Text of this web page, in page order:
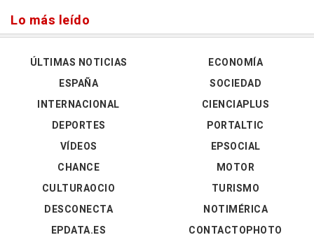
Lo más leído
ÚLTIMAS NOTICIAS
ESPAÑA
INTERNACIONAL
DEPORTES
VÍDEOS
ECONOMÍA
SOCIEDAD
CIENCIAPLUS
PORTALTIC
EPSOCIAL
CHANCE
CULTURAOCIO
DESCONECTA
EPDATA.ES
MOTOR
TURISMO
NOTIMÉRICA
CONTACTOPHOTO